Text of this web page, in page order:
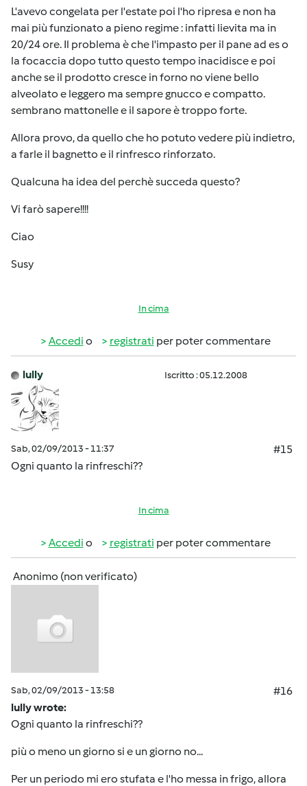
L'avevo congelata per l'estate poi l'ho ripresa e non ha
mai più funzionato a pieno regime : infatti lievita ma in
20/24 ore. Il problema è che l'impasto per il pane ad es o
la focaccia dopo tutto questo tempo inacidisce e poi
anche se il prodotto cresce in forno no viene bello
alveolato e leggero ma sempre gnucco e compatto.
sembrano mattonelle e il sapore è troppo forte.
Allora provo, da quello che ho potuto vedere più indietro,
a farle il bagnetto e il rinfresco rinforzato.
Qualcuna ha idea del perchè succeda questo?
Vi farò sapere!!!!
Ciao
Susy
In cima
Accedi o registrati per poter commentare
lully Iscritto : 05.12.2008
Sab, 02/09/2013 - 11:37
#15
Ogni quanto la rinfreschi??
In cima
Accedi o registrati per poter commentare
Anonimo (non verificato)
Sab, 02/09/2013 - 13:58
#16
lully wrote:
Ogni quanto la rinfreschi??
più o meno un giorno si e un giorno no...
Per un periodo mi ero stufata e l'ho messa in frigo, allora